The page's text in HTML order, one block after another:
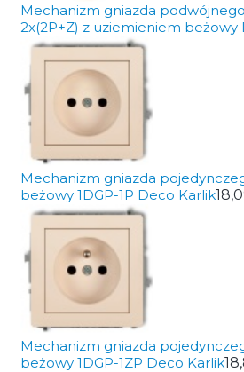
Mechanizm gniazda
2x(2P+Z) z uziemieniem beżowy
Mechanizm gniazda
beżowy 1DGP-1P Deco Karlik
Mechanizm gniazda
beżowy 1DGP-1ZP Deco Karlik